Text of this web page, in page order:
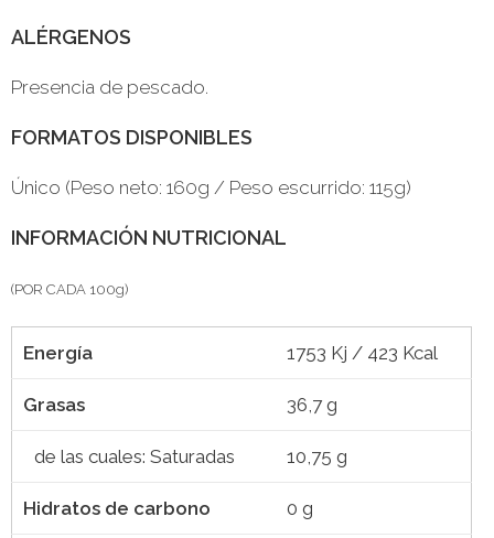
ALÉRGENOS
Presencia de pescado.
FORMATOS DISPONIBLES
Único (Peso neto: 160g / Peso escurrido: 115g)
INFORMACIÓN NUTRICIONAL
(POR CADA 100g)
Energía 1753 Kj / 423 Kcal
Grasas 36,7 g
de las cuales: Saturadas 10,75 g
Hidratos de carbono 0 g